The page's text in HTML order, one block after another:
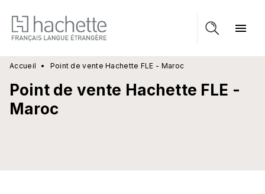
MENU RECHERCHE
CONTENU
PIED DE PAGE
menu
Accueil • Point de vente Hachette FLE - Maroc
Point de vente Hachette FLE -
Maroc